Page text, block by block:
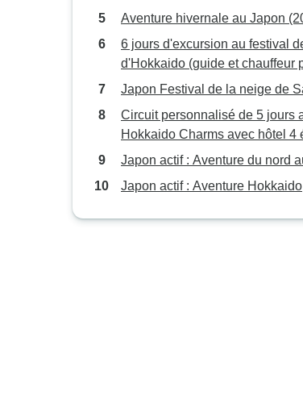
Aventure hivernale au Japon
6 jours d'excursion au festival
d'Hokkaido (guide et chauffeur
personnalisable)
Japon Festival de la neige de
Circuit personnalisé de 5 jours
Hokkaido Charms avec hôtel 4
guide privé
Japon actif : Aventure du nord
Japon actif : Aventure Hokkaido